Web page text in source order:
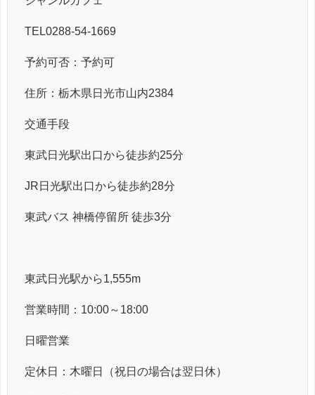
TEL0288-54-1669
予約可否：予約可
住所：栃木県日光市山内2384
交通手段
東武日光駅出口から徒歩約25分
JR日光駅出口から徒歩約28分
東武バス 神橋停留所 徒歩3分
東武日光駅から1,555m
営業時間：10:00～18:00
日曜営業
定休日：木曜日（祝日の場合は翌日休）